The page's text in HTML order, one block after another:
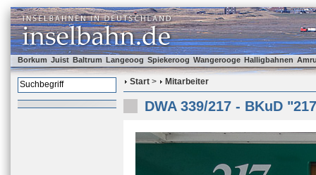
Borkum Juist Baltrum Langeoog Spiekeroog Wangerooge Halligbahnen
Start > Mitarbeiter
DWA 339/217 - BKuD